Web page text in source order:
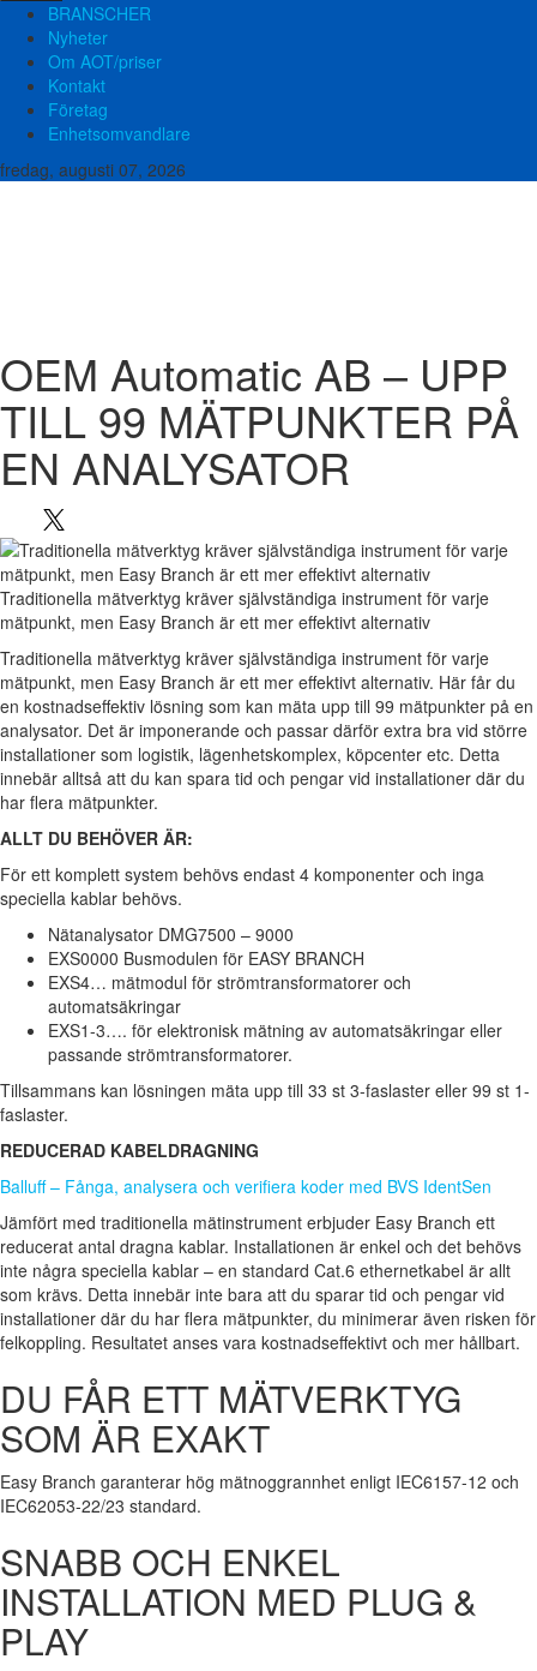
BRANSCHER
Nyheter
Om AOT/priser
Kontakt
Företag
Enhetsomvandlare
fredag, augusti 07, 2026
OEM Automatic AB – UPP
TILL 99 MÄTPUNKTER PÅ
EN ANALYSATOR
Traditionella mätverktyg kräver självständiga instrument för varje
mätpunkt, men Easy Branch är ett mer effektivt alternativ
Traditionella mätverktyg kräver självständiga instrument för varje
mätpunkt, men Easy Branch är ett mer effektivt alternativ. Här får du
en kostnadseffektiv lösning som kan mäta upp till 99 mätpunkter på en
analysator. Det är imponerande och passar därför extra bra vid större
installationer som logistik, lägenhetskomplex, köpcenter etc. Detta
innebär alltså att du kan spara tid och pengar vid installationer där du
har flera mätpunkter.
ALLT DU BEHÖVER ÄR:
För ett komplett system behövs endast 4 komponenter och inga
speciella kablar behövs.
Nätanalysator DMG7500 – 9000
EXS0000 Busmodulen för EASY BRANCH
EXS4… mätmodul för strömtransformatorer och
automatsäkringar
EXS1-3…. för elektronisk mätning av automatsäkringar eller
passande strömtransformatorer.
Tillsammans kan lösningen mäta upp till 33 st 3-faslaster eller 99 st 1-
faslaster.
REDUCERAD KABELDRAGNING
Balluff – Fånga, analysera och verifiera koder med BVS IdentSen
Jämfört med traditionella mätinstrument erbjuder Easy Branch ett
reducerat antal dragna kablar. Installationen är enkel och det behövs
inte några speciella kablar – en standard Cat.6 ethernetkabel är allt
som krävs. Detta innebär inte bara att du sparar tid och pengar vid
installationer där du har flera mätpunkter, du minimerar även risken för
felkoppling. Resultatet anses vara kostnadseffektivt och mer hållbart.
DU FÅR ETT MÄTVERKTYG
SOM ÄR EXAKT
Easy Branch garanterar hög mätnoggrannhet enligt IEC6157-12 och
IEC62053-22/23 standard.
SNABB OCH ENKEL
INSTALLATION MED PLUG &
PLAY